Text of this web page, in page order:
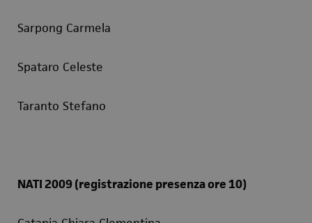
Sarpong Carmela
Spataro Celeste
Taranto Stefano
NATI 2009 (registrazione presenza ore 10)